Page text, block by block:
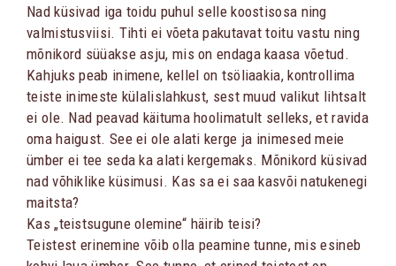
Nad küsivad iga toidu puhul selle koostisosa ning
valmistusviisi. Tihti ei võeta pakutavat toitu vastu ning
mõnikord süüakse asju, mis on endaga kaasa võetud.
Kahjuks peab inimene, kellel on tsöliaakia, kontrollima
teiste inimeste külalislahkust, sest muud valikut lihtsalt
ei ole. Nad peavad käituma hoolimatult selleks, et ravida
oma haigust. See ei ole alati kerge ja inimesed meie
ümber ei tee seda ka alati kergemaks. Mõnikord küsivad
nad võhiklike küsimusi. Kas sa ei saa kasvõi natukenegi
maitsta?
Kas „teistsugune olemine“ häirib teisi?
Teistest erinemine võib olla peamine tunne, mis esineb